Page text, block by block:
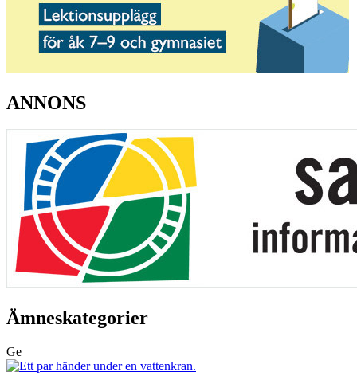
ANNONS
Ämneskategorier
Ge